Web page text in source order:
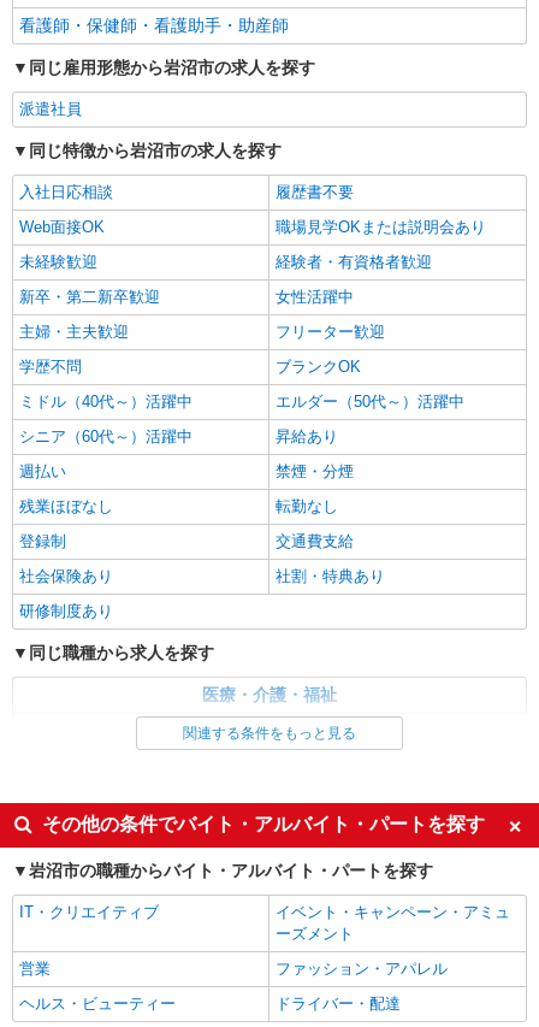
派遣社員
株式会社kotrio /●SD-H-2066789
≪岩沼市≫未経験・無資格から看護助手へ挑
岩沼市 ＊車・自転車可
詳細を見る
派遣社員
株式会社kotrio /●SD-H-1895934
岩沼市のサ高住＊シフト融通が利くため子育て
世代から大人気♪
時給2000円〜2500円 ＜日払い有/週払い有/交
通費全支給(ガソリン代含む)＞
岩沼市内 ※交通費支給
キープ 詳細を見る
派遣社員
株式会社kotrio /●SD-H-1993552
岩沼市｜家庭と両立できる＊デイサービス看護
時給2000円〜2500円 ＜日払い有/週払い有/交
通費全支給(ガソリン代含む)＞
岩沼市 ＊車・自転車可
キープ 詳細を見る
業務委託
SOMPOヘルスサポート株式会社 全支援対応コース
業所一括面談(対面) 1日：10,000円〜14,716円 ・
個別訪問(対面) 1件：4,286円〜5,239円 ・遠隔面
談 1件：1,500〜1,691円 ・電話支援 1件：
1,000円〜1,429円 ・ICTメール支援 1件：500円
※上記金額に消費税を加えた金額をお支払いいた
します ※交通費・電話代は弊社負担。その他、支
【活動エリア】宮城県岩沼市及びその周辺
キープ 詳細を見る
看護師・保健師・看護助手・助産師
同じ雇用形態から岩沼市の求人を探す
派遣社員
同じ特徴から岩沼市の求人を探す
入社日応相談
履歴書不要
Web面接OK
職場見学OKまたは説明会あり
未経験歓迎
経験者・有資格者歓迎
新卒・第二新卒歓迎
女性活躍中
主婦・主夫歓迎
フリーター歓迎
学歴不問
ブランクOK
ミドル（40代～）活躍中
エルダー（50代～）活躍中
シニア（60代～）活躍中
昇給あり
週払い
禁煙・分煙
残業ほぼなし
転勤なし
登録制
交通費支給
社会保険あり
社割・特典あり
研修制度あり
同じ職種から求人を探す
医療・介護・福祉
看護師・保健師・看護助手・助産師
未経験歓迎
ミドル（40代～）活躍中
交通費支給
社会保険あり
関連する条件をもっと見る
その他の条件でバイト・アルバイト・パートを探す
岩沼市の職種からバイト・アルバイト・パートを探す
IT・クリエイティブ
イベント・キャンペーン・アミュ
ーズメント
営業
ファッション・アパレル
ヘルス・ビューティー
ドライバー・配達